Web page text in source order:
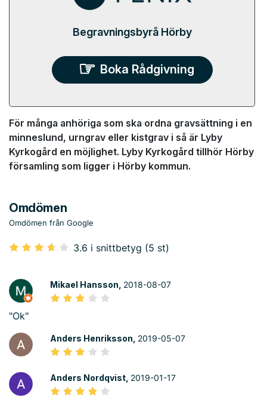
Begravningsbyrå Hörby
Boka Rådgivning
För många anhöriga som ska ordna gravsättning i en
minneslund, urngrav eller kistgrav i så är Lyby
Kyrkogård en möjlighet. Lyby Kyrkogård tillhör Hörby
församling som ligger i Hörby kommun.
Omdömen
Omdömen från Google
3.6 i snittbetyg (5 st)
Mikael Hansson, 2018-08-07
"Ok"
Anders Henriksson, 2019-05-07
Anders Nordqvist, 2019-01-17